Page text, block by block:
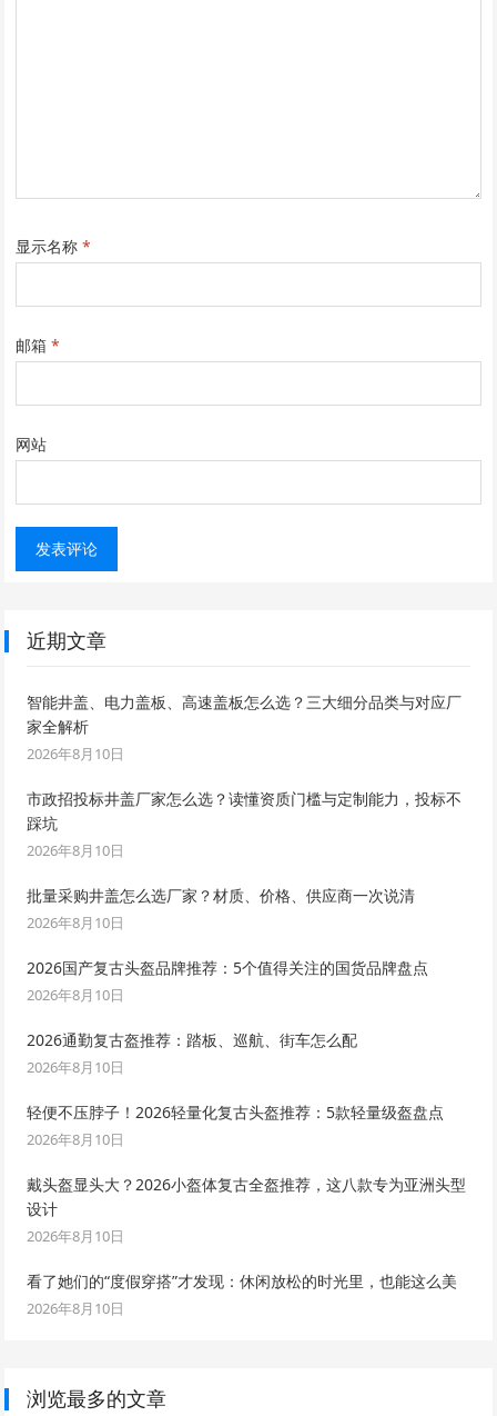
显示名称*
邮箱*
网站
近期文章
智能井盖、电力盖板、高速盖板怎么选？三大细分品类与对应厂
家全解析
2026年8月10日
市政招投标井盖厂家怎么选？读懂资质门槛与定制能力，投标不
踩坑
2026年8月10日
批量采购井盖怎么选厂家？材质、价格、供应商一次说清
2026年8月10日
2026国产复古头盔品牌推荐：5个值得关注的国货品牌盘点
2026年8月10日
2026通勤复古盔推荐：踏板、巡航、街车怎么配
2026年8月10日
轻便不压脖子！2026轻量化复古头盔推荐：5款轻量级盔盘点
2026年8月10日
戴头盔显头大？2026小盔体复古全盔推荐，这八款专为亚洲头型
设计
2026年8月10日
看了她们的“度假穿搭”才发现：休闲放松的时光里，也能这么美
2026年8月10日
浏览最多的文章